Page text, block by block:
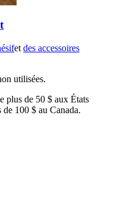
et des accessoires
utilisées.
plus de 50 $ aux États
100 $ au Canada.